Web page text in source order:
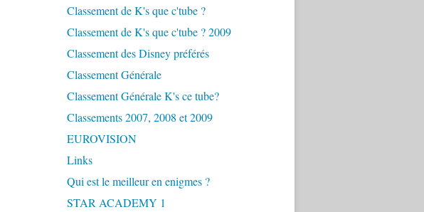
Classement de K's que c'tube ?
Classement de K's que c'tube ? 2009
Classement des Disney préférés
Classement Générale
Classement Générale K's ce tube?
Classements 2007, 2008 et 2009
EUROVISION
Links
Qui est le meilleur en enigmes ?
STAR ACADEMY 1